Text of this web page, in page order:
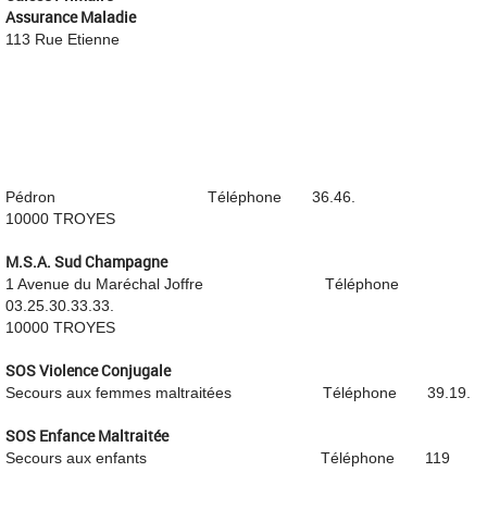
Assurance Maladie
113 Rue Etienne
Pédron Téléphone 36.46.
10000 TROYES
M.S.A. Sud Champagne
1 Avenue du Maréchal Joffre Téléphone
03.25.30.33.33.
10000 TROYES
SOS Violence Conjugale
Secours aux femmes maltraitées Téléphone 39.19.
SOS Enfance Maltraitée
Secours aux enfants Téléphone 119